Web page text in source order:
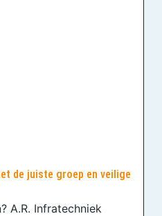
de juiste groep en veilige
A.R. Infratechniek